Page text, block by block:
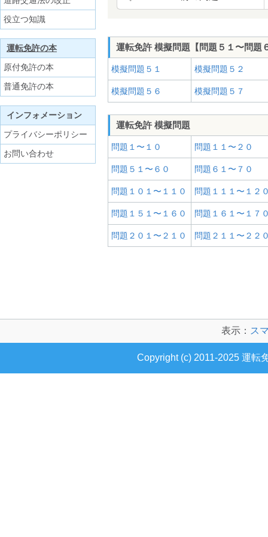
運転免許 模擬問題【問題５１〜問題
模擬問題５１ 模擬問題５２
模擬問題５６ 模擬問題５７
運転免許 模擬問題
問題１〜１０ 問題１１〜２０
問題５１〜６０ 問題６１〜７０
問題１０１〜１１０ 問題１１１〜１２
問題１５１〜１６０ 問題１６１〜１７
問題２０１〜２１０ 問題２１１〜２２
役立つ知識
運転免許の本
原付免許の本
普通免許の本
インフォメーション
プライバシーポリシー
お問い合わせ
表示： ス
Copyright (c) 2011-2025 運